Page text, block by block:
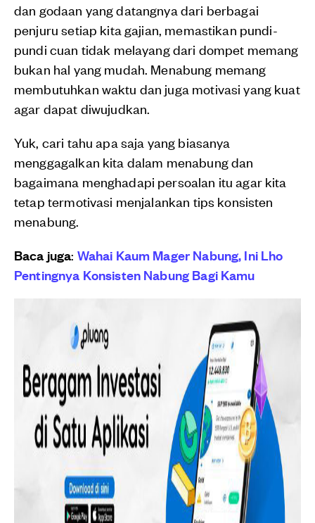
dan godaan yang datangnya dari berbagai
penjuru setiap kita gajian, memastikan pundi-
pundi cuan tidak melayang dari dompet memang
bukan hal yang mudah. Menabung memang
membutuhkan waktu dan juga motivasi yang kuat
agar dapat diwujudkan.
Yuk, cari tahu apa saja yang biasanya
menggagalkan kita dalam menabung dan
bagaimana menghadapi persoalan itu agar kita
tetap termotivasi menjalankan tips konsisten
menabung.
Baca juga: Wahai Kaum Mager Nabung, Ini Lho
Pentingnya Konsisten Nabung Bagi Kamu